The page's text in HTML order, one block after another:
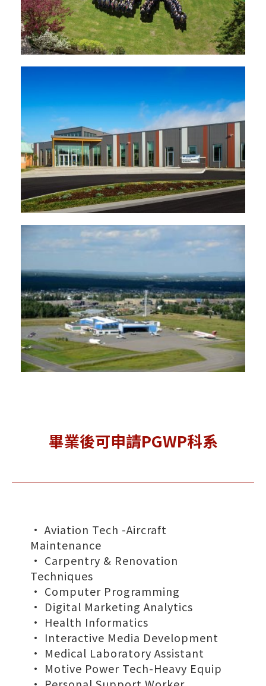
畢業後可申請PGWP科系
• Aviation Tech -Aircraft
Maintenance
• Carpentry & Renovation
Techniques
• Computer Programming
• Digital Marketing Analytics
• Health Informatics
• Interactive Media Development
• Medical Laboratory Assistant
• Motive Power Tech-Heavy Equip